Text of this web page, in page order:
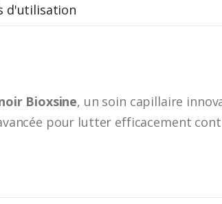
d'utilisation
Bioxsine, un soin capillaire
pour lutter efficacement